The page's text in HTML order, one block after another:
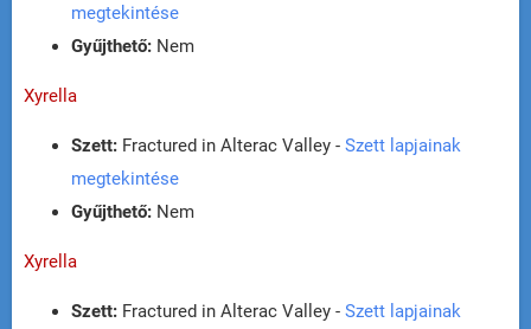
megtekintése
Gyűjthető: Nem
Xyrella
Szett: Fractured in Alterac Valley - Szett lapjainak
megtekintése
Gyűjthető: Nem
Xyrella
Szett: Fractured in Alterac Valley - Szett lapjainak